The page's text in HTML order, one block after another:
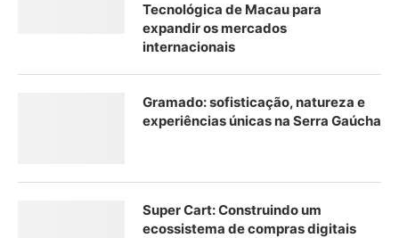
Tecnológica de Macau para
expandir os mercados
internacionais
Gramado: sofisticação, natureza e
experiências únicas na Serra Gaúcha
Super Cart: Construindo um
ecossistema de compras digitais